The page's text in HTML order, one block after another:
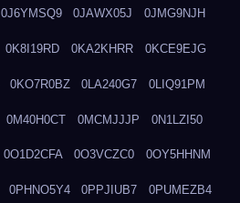
0J6YMSQ9 0JAWX05J 0JMG9NJH
0K8I19RD 0KA2KHRR 0KCE9EJG
0KO7R0BZ 0LA240G7 0LIQ91PM
0M40H0CT 0MCMJJJP 0N1LZI50
0O1D2CFA 0O3VCZC0 0OY5HHNM
0PHNO5Y4 0PPJIUB7 0PUMEZB4